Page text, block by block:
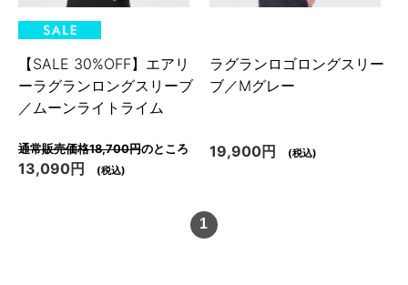
【SALE 30%OFF】エアリ
ーラグランロングスリーブ
／ムーンライトライム
通常販売価格18,700円のところ
13,090円 (税込)
ラグランロゴロングスリー
ブ／Mグレー
19,900円 (税込)
1